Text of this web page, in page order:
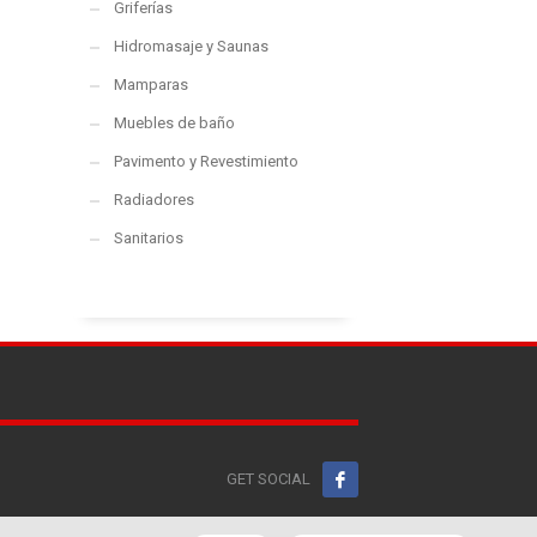
Griferías
Hidromasaje y Saunas
Mamparas
Muebles de baño
Pavimento y Revestimiento
Radiadores
Sanitarios
GET SOCIAL